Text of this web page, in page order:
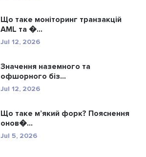
Що таке моніторинг транзакцій
AML та �...
Jul 12, 2026
Значення наземного та
офшорного біз...
Jul 12, 2026
Що таке м’який форк? Пояснення
онов�...
Jul 5, 2026